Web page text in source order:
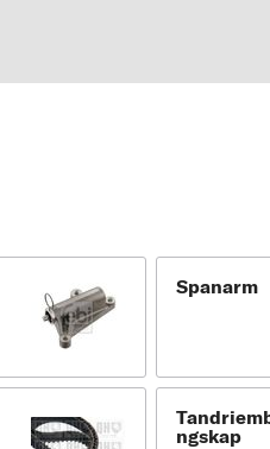
Spanarm
ngskap